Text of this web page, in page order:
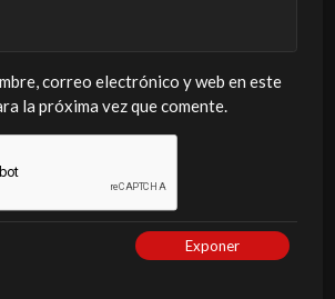
correo electrónico y web en este
la próxima vez que comente.
Exponer